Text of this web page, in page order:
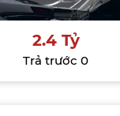
2.4 Tỷ
Trả trước0